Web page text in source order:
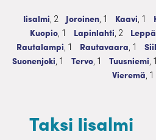
Taksi
Iisalmi 2 palvelua
, 2 Taksi
Joroinen1 palvelua
, 1 Taksi
Kaavi 1
, 1
Taksi
Kuopio1 palvelua
, 1 Taksi
Lapinlahti 2 palvelua
, 2 Taksi
Taksi
Rautalampi 1 palvelua
, 1 Taksi
Rautavaara 1
, 1
Taksi
Suonenjoki 1 palvelua
, 1 Taksi
Tervo1 palvelua
, 1 Taksi
Tuusniemi
Taksi
Vieremä1, 1
Taksi Iisalmi